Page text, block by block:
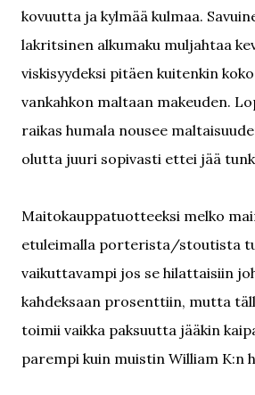
kovuutta ja kylmää kulmaa.
lakritsinen alkumaku muljahtaa
viskisyydeksi pitäen kuitenkin
vankahkon maltaan makeuden.
raikas humala nousee
olutta juuri sopivasti ettei jää
Maitokauppatuotteeksi melko
etuleimalla porterista/stoutista
vaikuttavampi jos se hilattaisiin
kahdeksaan prosenttiin, mutta
toimii vaikka paksuutta jääkin
parempi kuin muistin William K:n